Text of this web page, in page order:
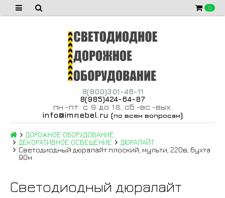
0
8(800)301-46-11
8(985)424-64-87
пн -пт с 9 до 18, сб -вс -вых.
info@imnebel.ru (по всем вопросам)
ДОРОЖНОЕ ОБОРУДОВАНИЕ
ДЕКОРАТИВНОЕ ОСВЕЩЕНИЕ
ДЮРАЛАЙТ
Светодиодный дюралайт плоский, мульти, 220в, бухта
90м
Светодиодный дюралайт